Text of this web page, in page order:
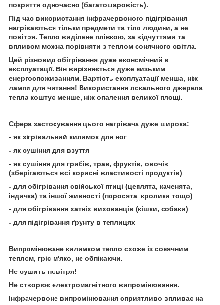
покриття одночасно (багатошаровість).
Під час використання інфрачервоного підігрівання
нагріваються тільки предмети та тіло людини, а не
повітря. Тепло виділене плівкою, за відчуттями та
впливом можна порівняти з теплом сонячного світла.
Цей різновид обігрівання дуже економічний в
експлуатації. Він вирізняється дуже низьким
енергоспоживанням. Вартість експлуатації менша, ніж
лампи для читання! Використання локального джерела
тепла коштує менше, ніж опалення великої площі.
Сфера застосування цього нагрівача дуже широка:
- як зігрівальний килимок для ног
- як сушіння для взуття
- як сушіння для грибів, трав, фруктів, овочів
(зберігаються всі корисні властивості продуктів)
- для обігрівання свійської птиці (цеплята, каченята,
індичка) та іншої живності (поросята, кролики тощо)
- для обігрівання хатніх вихованців (кішки, собаки)
- для підігрівання ґрунту в теплицях
Випромінюване килимком тепло схоже із сонячним
теплом, гріє м'яко, не обпікаючи.
Не сушить повітря!
Не створює електромагнітного випромінювання.
Інфрачервоне випромінювання сприятливо впливає на